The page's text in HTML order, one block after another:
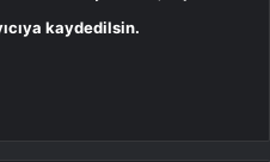
kaydedilsin.